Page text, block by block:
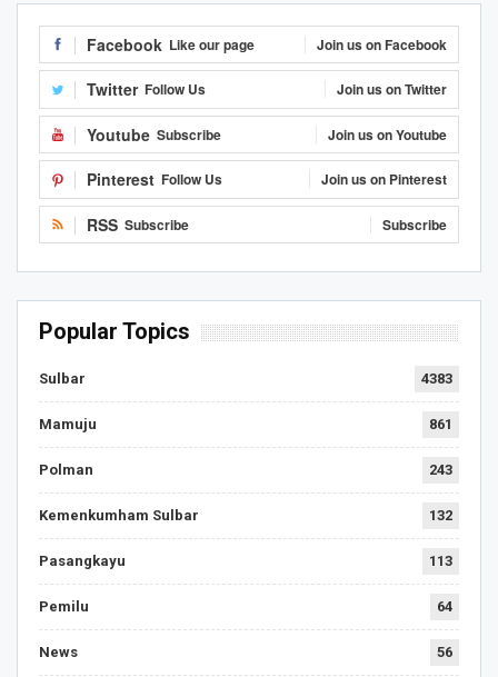
Facebook Like our page Join us on Facebook
Twitter Follow Us Join us on Twitter
Youtube Subscribe Join us on Youtube
Pinterest Follow Us Join us on Pinterest
RSS Subscribe Subscribe
Popular Topics
Sulbar 4383
Mamuju 861
Polman 243
Kemenkumham Sulbar 132
Pasangkayu 113
Pemilu 64
News 56